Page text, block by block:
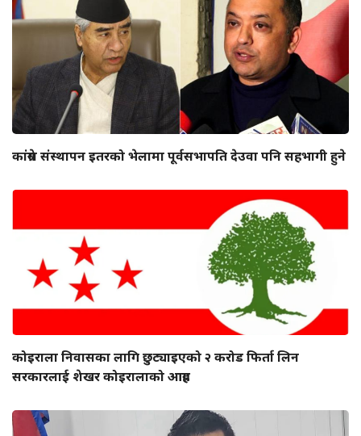
कांग्रेस संस्थापन इतरको भेलामा पूर्वसभापति देउवा पनि सहभागी हुने
कोइराला निवासका लागि छुट्याइएको २ करोड फिर्ता लिन
सरकारलाई शेखर कोइरालाको आग्रह